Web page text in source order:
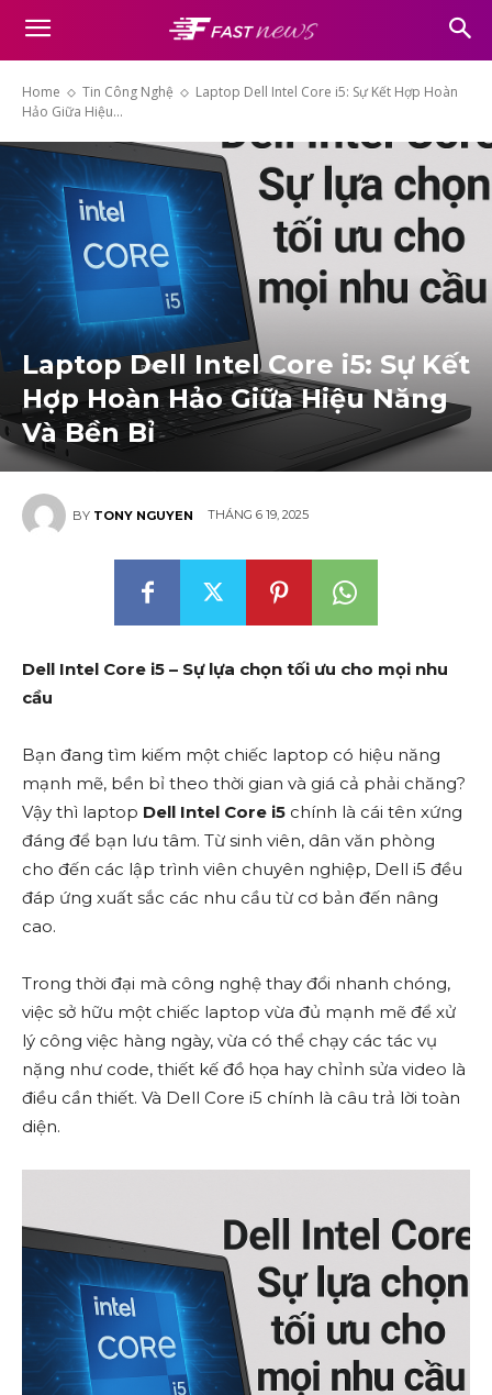
Home Tin Công Nghệ
Laptop Dell Intel Core i5: Sự Kết Hợp Hoàn
Hảo Giữa Hiệu...
Laptop Dell Intel Core i5: Sự Kết
Hợp Hoàn Hảo Giữa Hiệu Năng
Và Bền Bỉ
BY TONY NGUYEN THÁNG 6 19, 2025
Dell Intel Core i5 – Sự lựa chọn tối ưu cho mọi nhu
cầu
Bạn đang tìm kiếm một chiếc laptop có hiệu năng
mạnh mẽ, bền bỉ theo thời gian và giá cả phải chăng?
Vậy thì laptop Dell Intel Core i5 chính là cái tên xứng
đáng để bạn lưu tâm. Từ sinh viên, dân văn phòng
cho đến các lập trình viên chuyên nghiệp, Dell i5 đều
đáp ứng xuất sắc các nhu cầu từ cơ bản đến nâng
cao.
Trong thời đại mà công nghệ thay đổi nhanh chóng,
việc sở hữu một chiếc laptop vừa đủ mạnh mẽ để xử
lý công việc hàng ngày, vừa có thể chạy các tác vụ
nặng như code, thiết kế đồ họa hay chỉnh sửa video là
điều cần thiết. Và Dell Core i5 chính là câu trả lời toàn
diện.